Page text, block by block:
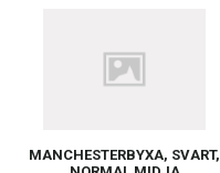
MANCHESTERBYXA, SVART,